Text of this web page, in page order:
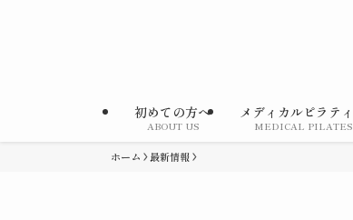
初めての方へ
ABOUT US
メディカルピラテ
MEDICAL PILATES
ホーム 最新情報